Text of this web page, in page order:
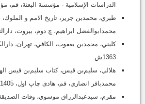
الدراسات الإسلامية - مؤسسة البعثة، قم، مؤسسة
طبري، محمدبن جرير، تاريخ الامم و الملوك،
محمدابوالفضل ابراهيم، چ دوم، بيروت، دارالتراث،
كليني، محمدبن يعقوب، الكافي، تهران،
1363ش.
هلالي، سليم‌بن قيس، كتاب سليم‌بن قيس
محمدباقر انصاري، قم، هادى چاپ اول، 1405ق.